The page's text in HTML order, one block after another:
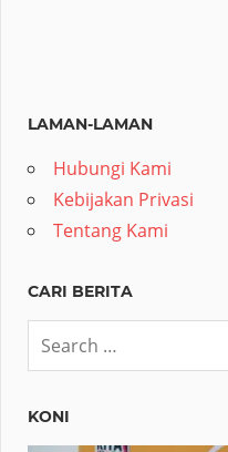
LAMAN-LAMAN
Hubungi Kami
Kebijakan Privasi
Tentang Kami
CARI BERITA
KONI